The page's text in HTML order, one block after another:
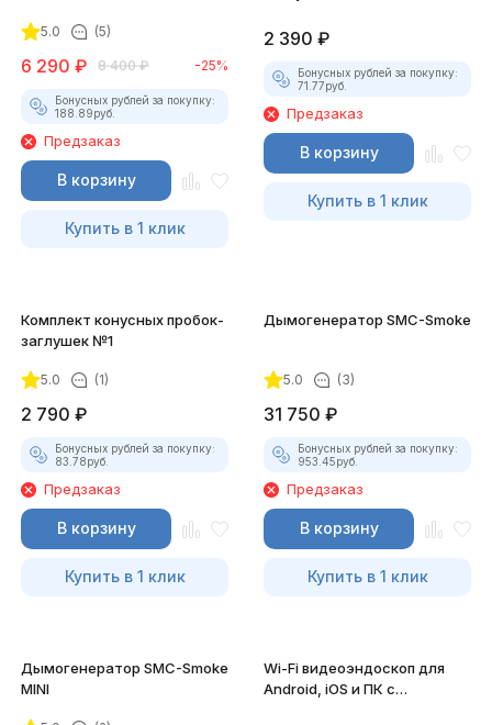
5.0 (5)
6 290 ₽ 8 400 ₽ -25%
Бонусных рублей за покупку:
188.89руб.
Предзаказ
В корзину
Купить в 1 клик
2 390 ₽
Бонусных рублей за покупку:
71.77руб.
Предзаказ
В корзину
Купить в 1 клик
Комплект конусных пробок-
заглушек №1
5.0 (1)
2 790 ₽
Бонусных рублей за покупку:
83.78руб.
Предзаказ
В корзину
Купить в 1 клик
Дымогенератор SMC-Smoke
5.0 (3)
31 750 ₽
Бонусных рублей за покупку:
953.45руб.
Предзаказ
В корзину
Купить в 1 клик
Дымогенератор SMC-Smoke
MINI
Wi-Fi видеоэндоскоп для
Android, iOS и ПК с